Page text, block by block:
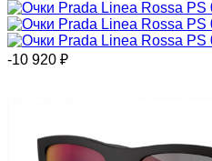
-10 920 ₽